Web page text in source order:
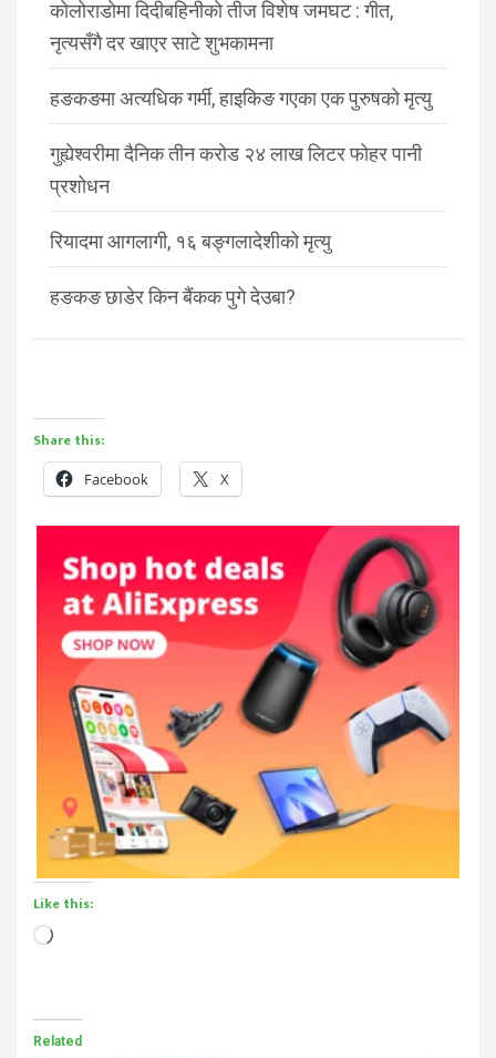
कोलोराडोमा दिदीबहिनीको तीज विशेष जमघट : गीत,
नृत्यसँगै दर खाएर साटे शुभकामना
हङकङमा अत्यधिक गर्मी, हाइकिङ गएका एक पुरुषको मृत्यु
गुह्येश्वरीमा दैनिक तीन करोड २४ लाख लिटर फोहर पानी
प्रशोधन
रियादमा आगलागी, १६ बङ्गलादेशीको मृत्यु
हङकङ छाडेर किन बैंकक पुगे देउबा?
Share this:
Facebook X
Like this:
Loading…
Related